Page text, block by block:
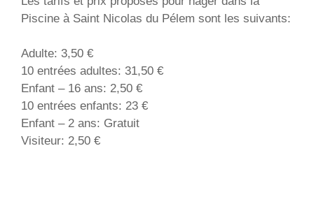
Piscine à Saint Nicolas du Pélem sont les suivants:
Adulte: 3,50 €
10 entrées adultes: 31,50 €
Enfant – 16 ans: 2,50 €
10 entrées enfants: 23 €
Enfant – 2 ans: Gratuit
Visiteur: 2,50 €